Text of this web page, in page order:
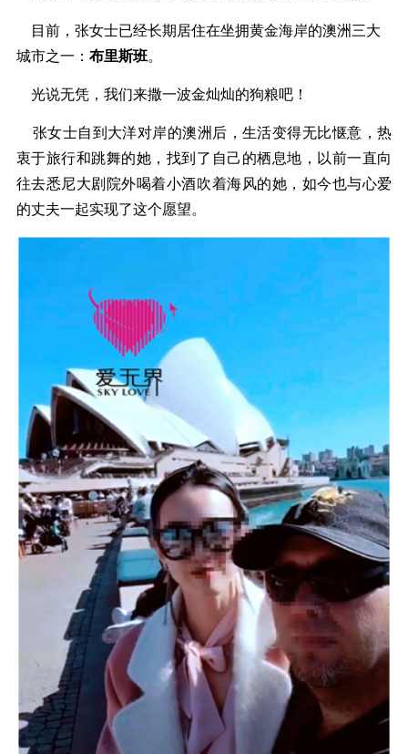
目前，张女士已经长期居住在坐拥黄金海岸的澳洲三大
城市之一： 布里斯班。
光说无凭，我们来撒一波金灿灿的狗粮吧！
张女士自到大洋对岸的澳洲后，生活变得无比惬意，热
衷于旅行和跳舞的她，找到了自己的栖息地，以前一直向
往去悉尼大剧院外喝着小酒吹着海风的她，如今也与心爱
的丈夫一起实现了这个愿望。